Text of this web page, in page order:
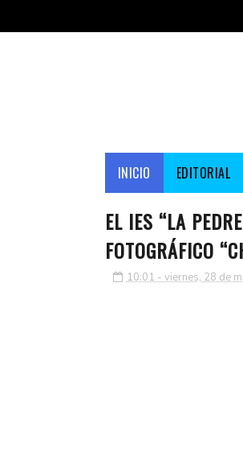
INICIO EDITORIAL
EL IES “LA
FOTOGRÁFICO
10:01 - viernes, 28 de